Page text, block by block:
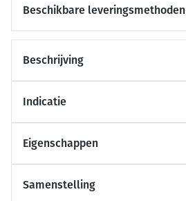
Beschikbare leveringsmethoden
Beschrijving
Indicatie
Eigenschappen
Samenstelling